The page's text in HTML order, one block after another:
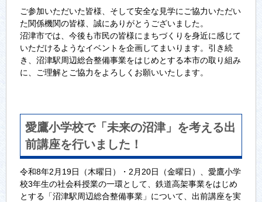
ご参加いただいた皆様、そして安全な見学にご協力いただい
た関係機関の皆様、誠にありがとうございました。
沼津市では、今後も市民の皆様にまちづくりを身近に感じて
いただけるようなイベントを企画してまいります。引き続
き、沼津駅周辺総合整備事業をはじめとする本市の取り組み
に、ご理解とご協力をよろしくお願いいたします。
愛鷹小学校で「未来の沼津」を考える出
前講座を行いました！
令和8年2月19日（木曜日）・2月20日（金曜日）、愛鷹小学
校3年生の社会科授業の一環として、鉄道高架事業をはじめ
とする「沼津駅周辺総合整備事業」について、出前講座を実